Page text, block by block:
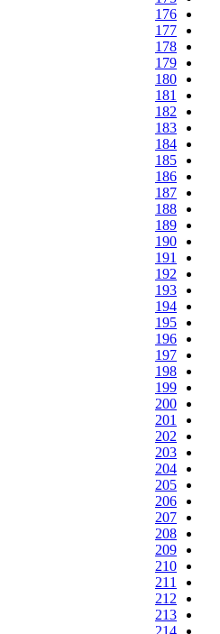
176
177
178
179
180
181
182
183
184
185
186
187
188
189
190
191
192
193
194
195
196
197
198
199
200
201
202
203
204
205
206
207
208
209
210
211
212
213
214